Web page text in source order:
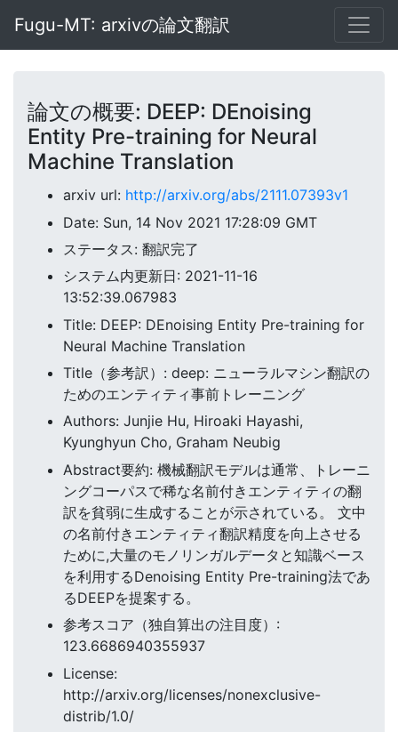
Fugu-MT: arxivの論文翻訳
論文の概要: DEEP: DEnoising
Entity Pre-training for Neural
Machine Translation
arxiv url: http://arxiv.org/abs/2111.07393v1
Date: Sun, 14 Nov 2021 17:28:09 GMT
ステータス: 翻訳完了
システム内更新日: 2021-11-16
13:52:39.067983
Title: DEEP: DEnoising Entity Pre-training for
Neural Machine Translation
Title（参考訳）: deep: ニューラルマシン翻訳の
ためのエンティティ事前トレーニング
Authors: Junjie Hu, Hiroaki Hayashi,
Kyunghyun Cho, Graham Neubig
Abstract要約: 機械翻訳モデルは通常、トレーニ
ングコーパスで稀な名前付きエンティティの翻
訳を貧弱に生成することが示されている。 文中
の名前付きエンティティ翻訳精度を向上させる
ために,大量のモノリンガルデータと知識ベース
を利用するDenoising Entity Pre-training法であ
るDEEPを提案する。
参考スコア（独自算出の注目度）:
123.6686940355937
License:
http://arxiv.org/licenses/nonexclusive-
distrib/1.0/